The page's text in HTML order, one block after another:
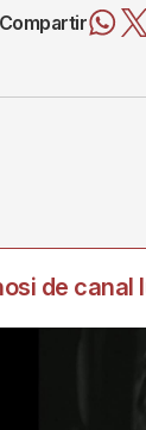
Compartir
de canal